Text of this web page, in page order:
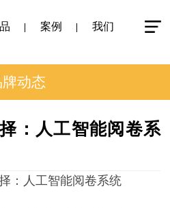
案例 我们
牌动态
：人工智能阅卷系
：人工智能阅卷系统